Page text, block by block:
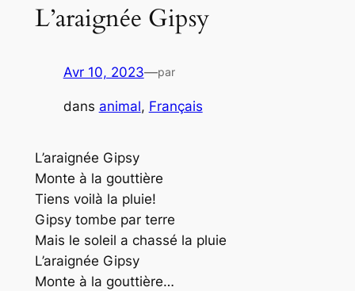
L’araignée Gipsy
Avr 10, 2023—par
dans animal, Français
L’araignée Gipsy
Monte à la gouttière
Tiens voilà la pluie!
Gipsy tombe par terre
Mais le soleil a chassé la pluie
L’araignée Gipsy
Monte à la gouttière…